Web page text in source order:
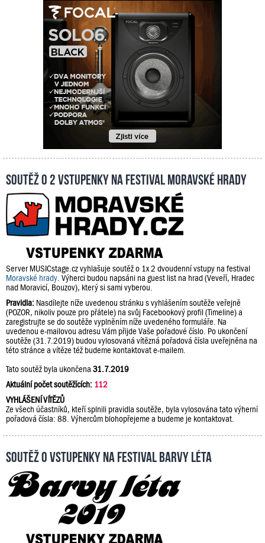
Soutěž o 2 vstupenky na festival Moravské hrady
Server MUSICstage.cz vyhlašuje soutěž o 1x 2 dvoudenní vstupy na festival
Moravské hrady . Výherci budou napsáni na guest list na hrad (Veveří, Hradec
nad Moravicí, Bouzov), který si sami vyberou.
Pravidla: Nasdílejte níže uvedenou stránku s vyhlášením soutěže veřejně
(POZOR, nikoliv pouze pro přátele) na svůj Facebookový profil (Timeline) a
zaregistrujte se do soutěže vyplněním níže uvedeného formuláře. Na
uvedenou e-mailovou adresu Vám přijde Vaše pořadové číslo. Po ukončení
soutěže (31.7.2019) budou vylosovaná vítězná pořadová čísla uveřejněna na
této stránce a vítěze též budeme kontaktovat e-mailem.
Tato soutěž byla ukončena 31.7.2019
Aktuální počet soutěžících: 112
VYHLÁŠENÍ VÍTĚZŮ
Ze všech účastníků, kteří splnili pravidla soutěže, byla vylosována tato výherní
pořadová čísla: 88. Výhercům blohopřejeme a budeme je kontaktovat.
Soutěž o vstupenky na festival Barvy léta